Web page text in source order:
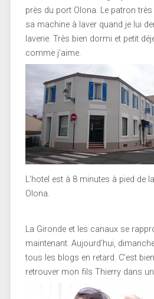
près du port Olona. Le patron
sa machine à laver quand je lui
laverie. Très bien dormi et petit
comme j’aime.
L’hotel est à 8 minutes à pied de
Olona.
La Gironde et les canaux se
maintenant. Aujourd’hui,
tous les blogs en retard. C’est
retrouver mon fils Thierry dans